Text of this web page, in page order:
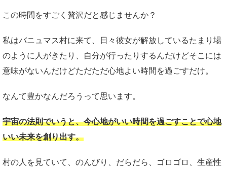
この時間をすごく贅沢だと感じませんか？
私はバニュマス村に来て、日々彼女が解放しているたまり場
のように人がきたり、自分が行ったりするんだけどそこには
意味がないんだけどただただ心地よい時間を過ごすだけ。
なんて豊かなんだろうって思います。
宇宙の法則でいうと、今心地がいい時間を過ごすことで心地
いい未来を創り出す。
村の人を見ていて、のんびり、だらだら、ゴロゴロ、生産性